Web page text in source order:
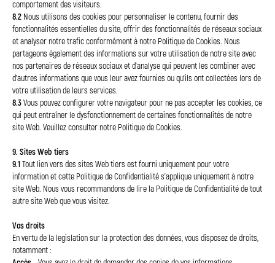
comportement des visiteurs.
8.2 Nous utilisons des cookies pour personnaliser le contenu, fournir des
fonctionnalités essentielles du site, offrir des fonctionnalités de réseaux sociaux
et analyser notre trafic conformément à notre Politique de Cookies. Nous
partageons également des informations sur votre utilisation de notre site avec
nos partenaires de réseaux sociaux et d'analyse qui peuvent les combiner avec
d'autres informations que vous leur avez fournies ou qu'ils ont collectées lors de
votre utilisation de leurs services.
8.3Vous pouvez configurer votre navigateur pour ne pas accepter les cookies, ce
qui peut entraîner le dysfonctionnement de certaines fonctionnalités de notre
site Web. Veuillez consulter notre Politique de Cookies.
9. Sites Web tiers
9.1Tout lien vers des sites Web tiers est fourni uniquement pour votre
information et cette Politique de Confidentialité s'applique uniquement à notre
site Web. Nous vous recommandons de lire la Politique de Confidentialité de tout
autre site Web que vous visitez.
Vos droits
Envertu de la legislation sur la protection des données, vous disposez de droits,
notamment :